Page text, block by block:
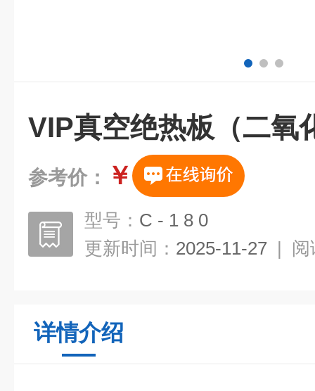
VIP真空绝热板（二氧
参考价： ￥
型号： C - 1 8 0
更新时间： 2025-11-27 | 阅
详情介绍